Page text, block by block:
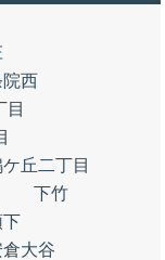
院西
目
丘二丁目
下竹
下
大谷